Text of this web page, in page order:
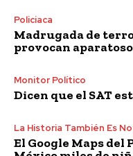
Policiaca
Madrugada de
provocan
Monitor Político
Dicen que el SAT
La Historia También Es
El Google Maps